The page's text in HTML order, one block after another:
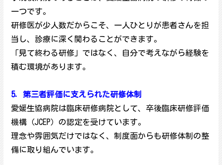
一つです。
研修医が少人数だからこそ、一人ひとりが患者さんを担
当し、診療に深く関わることができます。
「見て終わる研修」ではなく、自分で考えながら経験を
積む環境があります。
5．第三者評価に支えられた研修体制
愛媛生協病院は臨床研修病院として、卒後臨床研修評価
機構（JCEP）の認定を受けています。
理念や雰囲気だけではなく、制度面からも研修体制の整
備に取り組んでいます。